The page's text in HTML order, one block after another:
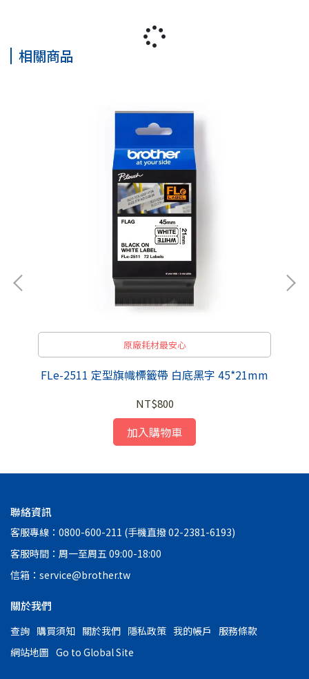
相關商品
原廠耗材最安心
FLe-2511 定型旗幟標籤帶 白底黑字 45*21mm
NT$800
加入購物車
聯絡資訊
客服專線：0800-600-211 (手機直撥 02-2381-6193)
客服時間：周一至周五 09:00-18:00
信箱：service@brother.tw
關於我們
查詢 購買須知 關於我們 隱私政策 我的帳戶
服務條款
網站地圖 Go to Global Site